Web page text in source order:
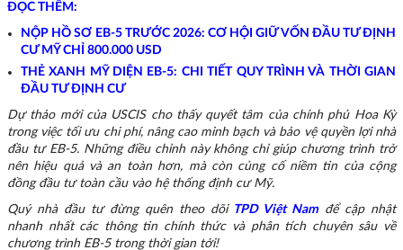
ĐỌC THÊM:
NỘP HỒ SƠ EB-5 TRƯỚC 2026: CƠ HỘI GIỮ VỐN ĐẦU TƯ ĐỊNH
CƯ MỸ CHỈ 800.000 USD
THẺ XANH MỸ DIỆN EB-5: CHI TIẾT QUY TRÌNH VÀ THỜI GIAN
ĐẦU TƯ ĐỊNH CƯ
Dự thảo mới của USCIS cho thấy quyết tâm của chính phủ Hoa Kỳ
trong việc tối ưu chi phí, nâng cao minh bạch và bảo vệ quyền lợi nhà
đầu tư EB-5. Những điều chỉnh này không chỉ giúp chương trình trở
nên hiệu quả và an toàn hơn, mà còn củng cố niềm tin của cộng
đồng đầu tư toàn cầu vào hệ thống định cư Mỹ.
Quý nhà đầu tư đừng quên theo dõiTPD Việt Namđể cập nhật
nhanh nhất các thông tin chính thức và phân tích chuyên sâu về
chương trình EB-5 trong thời gian tới!